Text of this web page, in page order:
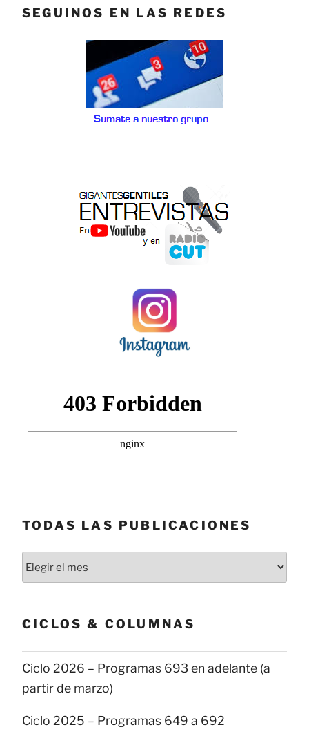
SEGUINOS EN LAS REDES
TODAS LAS PUBLICACIONES
Todas
las
CICLOS & COLUMNAS
Ciclo 2026 – Programas 693 en adelante (a
partir de marzo)
Ciclo 2025 – Programas 649 a 692